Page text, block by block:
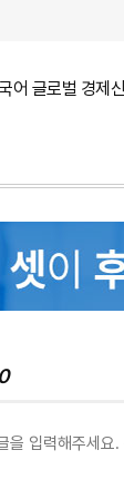
어 글로벌 경제
0